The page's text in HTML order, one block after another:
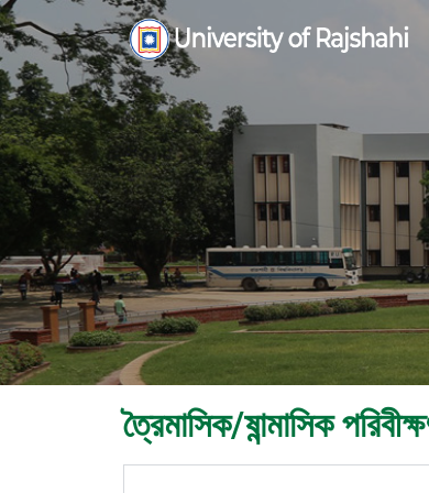
ত্রৈমাসিক/ষান্মাসিক